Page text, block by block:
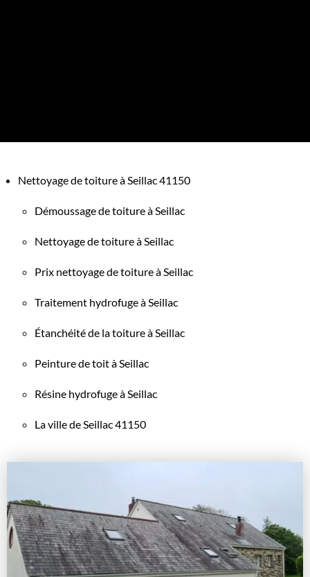
Nettoyage de toiture à Seillac 41150
Démoussage de toiture à Seillac
Nettoyage de toiture à Seillac
Prix nettoyage de toiture à Seillac
Traitement hydrofuge à Seillac
Étanchéité de la toiture à Seillac
Peinture de toit à Seillac
Résine hydrofuge à Seillac
La ville de Seillac 41150